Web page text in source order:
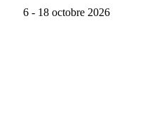
6 - 18 octobre 2026